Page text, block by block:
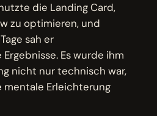
die Landing Card,
zu optimieren, und
sah er
Es wurde ihm
nicht nur technisch war,
mentale Erleichterung